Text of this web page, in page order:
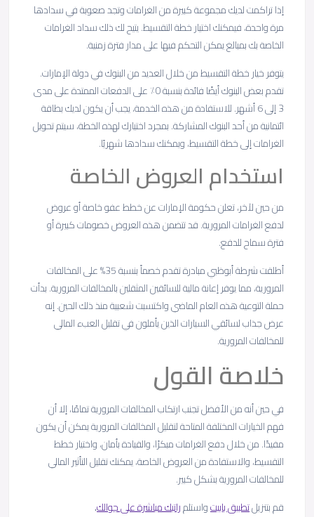
إذا تراكمت لديك مجموعة كبيرة من الغرامات وتجد صعوبة في سدادها
مرة واحدة، فيمكنك اختيار خطة التقسيط. يتيح لك ذلك سداد الغرامات
الخاصة بك بمبالغ يمكن التحكم فيها على مدار فترة زمنية.
يتوفر خيار خطة التقسيط من خلال العديد من البنوك في دولة الإمارات.
تقدم بعض البنوك أيضًا فائدة بنسبة 0٪ على الدفعات الممتدة على مدى
3 إلى 6 أشهر. للاستفادة من هذه الخدمة، يجب أن يكون لديك بطاقة
ائتمانية من أحد البنوك المشاركة. بمجرد اختيارك لهذه الخطة، سيتم تحويل
الغرامات إلى خطة التقسيط، ويمكنك سدادها شهريًا.
استخدام العروض الخاصة
من حين لآخر، تعلن حكومة الإمارات عن خطط عفو خاصة أو عروض
لدفع الغرامات المرورية. قد تتضمن هذه العروض خصومات كبيرة أو
فترة سماح للدفع.
أطلقت شرطة أبوظبي مبادرة تقدم خصماً بنسبة 35% على المخالفات
المرورية، مما يوفر إعانة مالية للسائقين المثقلين بالمخالفات المرورية. بدأت
حملة التوعية هذه العام الماضي واكتسبت شعبية منذ ذلك الحين. إنه
عرض جذاب لسائقي السيارات الذين يأملون في تقليل العبء المالي
للمخالفات المرورية.
خلاصة القول
في حين أنه من الأفضل تجنب ارتكاب المخالفات المرورية تمامًا، إلا أن
فهم الخيارات المختلفة المتاحة لتقليل المخالفات المرورية يمكن أن يكون
مفيدًا. من خلال دفع الغرامات مبكرًا، والقيادة بأمان، واختيار خطط
التقسيط، والاستفادة من العروض الخاصة، يمكنك تقليل التأثير المالي
للمخالفات المرورية بشكل كبير.
قم بتنزيلتطبيق باييتواستلمراتبك مباشرة على جوالك.